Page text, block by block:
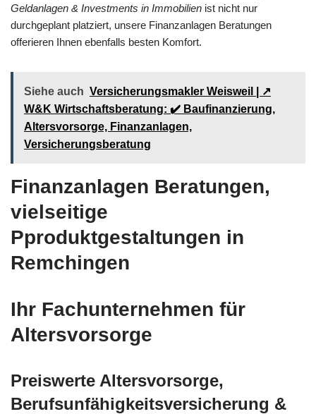
Geldanlagen & Investments in Immobilien ist nicht nur
durchgeplant platziert, unsere Finanzanlagen Beratungen
offerieren Ihnen ebenfalls besten Komfort.
Siehe auch Versicherungsmakler Weisweil | ↗️
W&K Wirtschaftsberatung: ✔️ Baufinanzierung,
Altersvorsorge, Finanzanlagen,
Versicherungsberatung
Finanzanlagen Beratungen,
vielseitige
Pproduktgestaltungen in
Remchingen
Ihr Fachunternehmen für
Altersvorsorge
Preiswerte Altersvorsorge,
Berufsunfähigkeitsversicherung &